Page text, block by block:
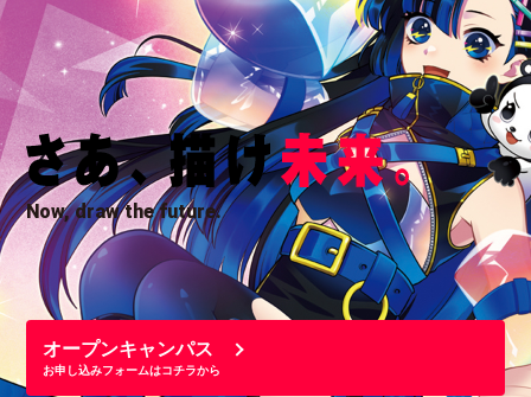
Now, draw the future.
オープンキャンパス
お申し込みフォームはコチラから